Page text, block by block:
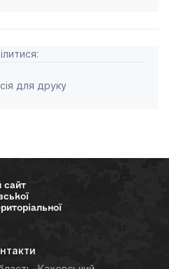
для друку
сайт